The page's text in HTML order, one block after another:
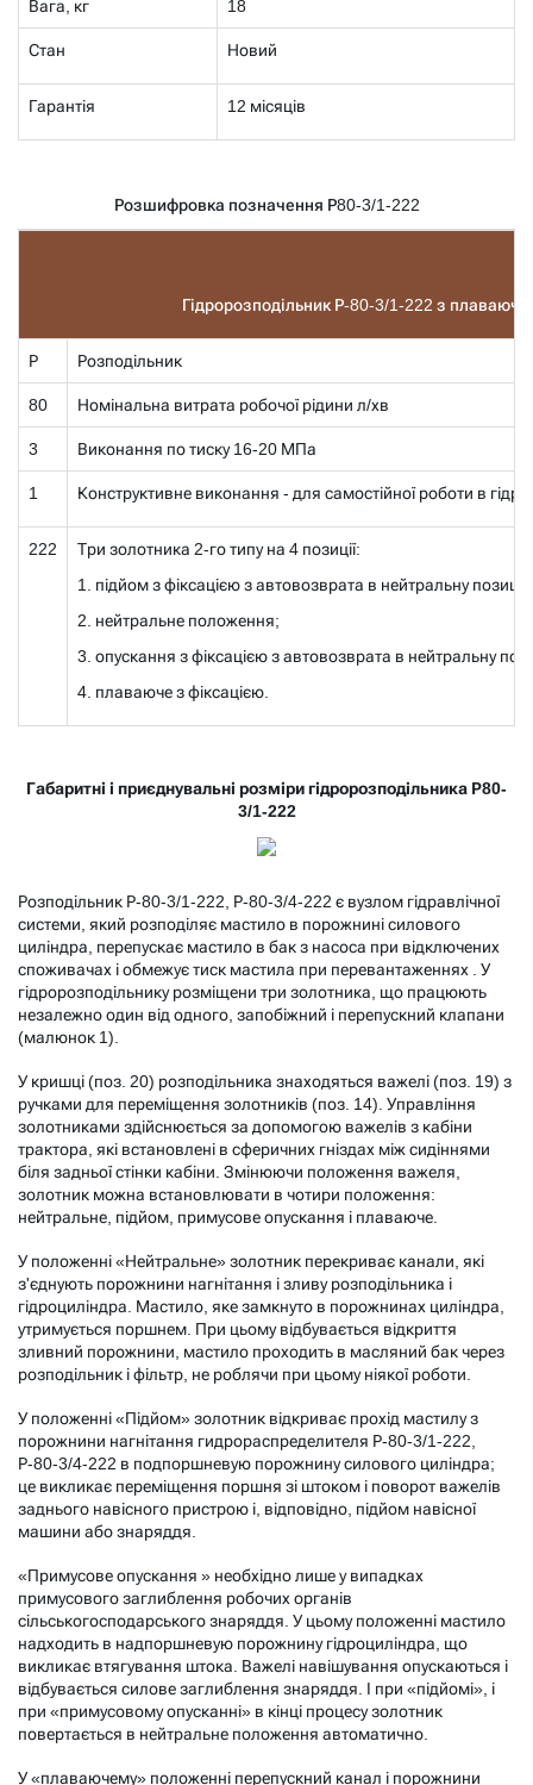
Вага, кг 18
Стан Новий
Гарантія 12 місяців
Розшифровка позначення Р80-3/1-222
Гідророзподільник Р-80-3/1-222 з
Р Розподільник
80 Номінальна витрата робочої рідини л/хв
3 Виконання по тиску 16-20 МПа
1 Конструктивне виконання - для самостійної роботи в
222
Три золотника 2-го типу на 4 позиції:
1. підйом з фіксацією з автовозврата в нейтральну
2. нейтральне положення;
3. опускання з фіксацією з автовозврата в нейтральну
4. плаваюче з фіксацією.
Габаритні і приєднувальні розміри гідророзподільника Р80-
3/1-222
Розподільник Р-80-3/1-222, Р-80-3/4-222 є вузлом гідравлічної
системи, який розподіляє мастило в порожнині силового
циліндра, перепускає мастило в бак з насоса при відключених
споживачах і обмежує тиск мастила при перевантаженнях . У
гідророзподільникурозміщени три золотника, що працюють
незалежно один від одного, запобіжний і перепускний клапани
(малюнок 1).
У кришці (поз. 20) розподільника знаходяться важелі (поз. 19) з
ручками для переміщення золотників (поз. 14). Управління
золотниками здійснюється за допомогою важелів з кабіни
трактора, які встановлені в сферичних гніздах між сидіннями
біля задньої стінки кабіни. Змінюючи положення важеля,
золотник можна встановлювати в чотири положення:
нейтральне, підйом, примусове опускання і плаваюче.
У положенні «Нейтральне» золотник перекриває канали, які
з'єднують порожнини нагнітання і зливу розподільника і
гідроциліндра. Мастило, яке замкнуто в порожнинах циліндра,
утримується поршнем. При цьому відбувається відкриття
зливний порожнини, мастило проходить в масляний бак через
розподільник і фільтр, не роблячи при цьому ніякої роботи.
У положенні «Підйом» золотник відкриває прохід мастилу з
порожнини нагнітання гидрораспределителя Р-80-3/1-222,
Р-80-3/4-222 в подпоршневую порожнину силового циліндра;
це викликає переміщення поршня зі штоком і поворот важелів
заднього навісного пристрою і, відповідно, підйом навісної
машини або знаряддя.
«Примусове опускання » необхідно лише у випадках
примусового заглиблення робочих органів
сільськогосподарського знаряддя. У цьому положенні мастило
надходить в надпоршневую порожнину гідроциліндра, що
викликає втягування штока. Важелі навішування опускаються і
відбувається силове заглиблення знаряддя. І при «підйомі», і
при «примусовому опусканні» в кінці процесу золотник
повертається в нейтральне положення автоматично.
У «плаваючему» положенні перепускний канал і порожнини